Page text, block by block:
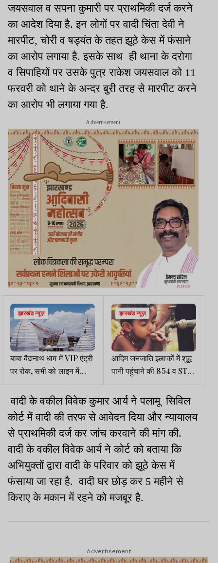
जयसवाल व सपना कुमारी पर प्राथमिकी दर्ज करने
का आदेश दिया है. इन लोगों पर वादी चिंता देवी ने
मारपीट, चोरी व षड्यंत के तहत झूठे केस में फंसाने
का आरोप लगाया है. इसके साथ ही थाना के दरोगा
व सिपाहियों पर उसके पुत्र राकेश जयसवाल को 11
फरवरी को थाने के अन्दर बुरी तरह से मारपीट करने
का आरोप भी लगाया गया है.
Advertisement
झारखंड न्यूज़
बाबा बैद्यनाथ धाम में VIP एंट्री
पर रोक, सभी को लाइन में
लगकर ही करना होगा जलापर्ण
झारखंड न्यूज़
आदिम जनजाति इलाकों में शुद्ध
पानी पहुंचाने की 854 व ST-
SC बहुल क्षेत्रों में 4344
योजना पूरी नहीं
वादी के वकील विवेक कुमार आर्य ने पलामू सिविल
कोर्ट में वादी की तरफ से आवेदन दिया और न्यायालय
से प्राथमिकी दर्ज कर जांच करवाने की मांग की.
वादी के वकील विवेक आर्य ने कोर्ट को बताया कि
अभियुक्तों द्वारा वादी के परिवार को झूठे केस में
फंसाया जा रहा है. वादी घर छोड़ कर 5 महीने से
किराए के मकान में रहने को मजबूर है.
Advertisement